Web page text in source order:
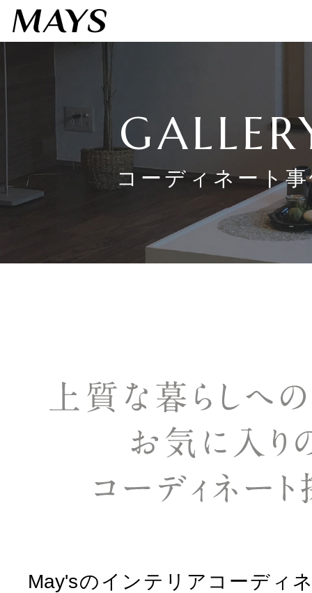
コーディネート
May'sのインテリアコーディ